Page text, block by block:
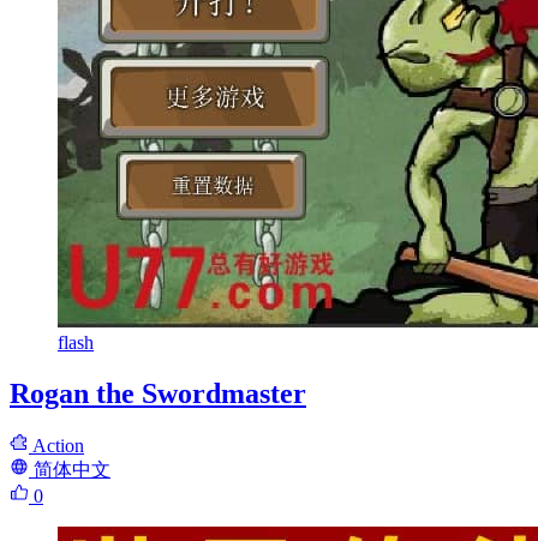
flash
Rogan the Swordmaster
Action
简体中文
0